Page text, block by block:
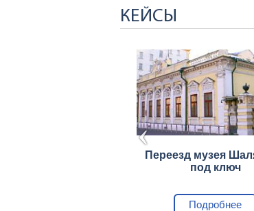
КЕЙСЫ
Переезд музея
под ключ
Подробнее